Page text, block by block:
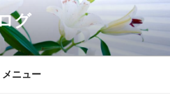
グ
メニュー